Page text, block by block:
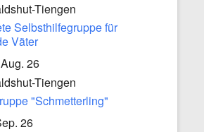
Tiengen
Selbsthilfegruppe für
Väter
26
Tiengen
"Schmetterling"
26